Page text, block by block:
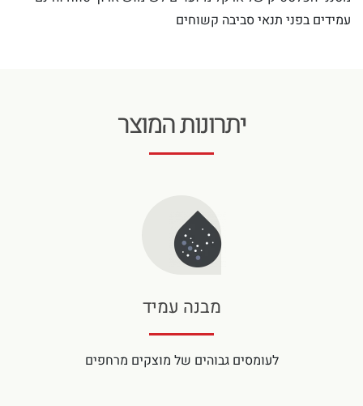
עמידים בפני תנאי סביבה קשוחים
יתרונות המוצר
מבנה עמיד
לעומסים גבוהים של מוצקים מרחפים